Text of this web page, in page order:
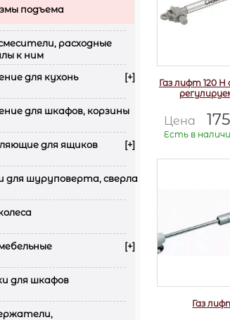
подъема
расходные
к ним
для кухонь
[+]
для шкафов, корзины
для ящиков [+]
для шуруповерта, сверла
[+]
для шкафов
Газ лифт 120 Н
Цена 175
Есть в
Газ